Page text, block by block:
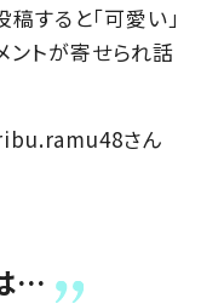
すると「可愛い」
ントが寄せられ話
さん
…